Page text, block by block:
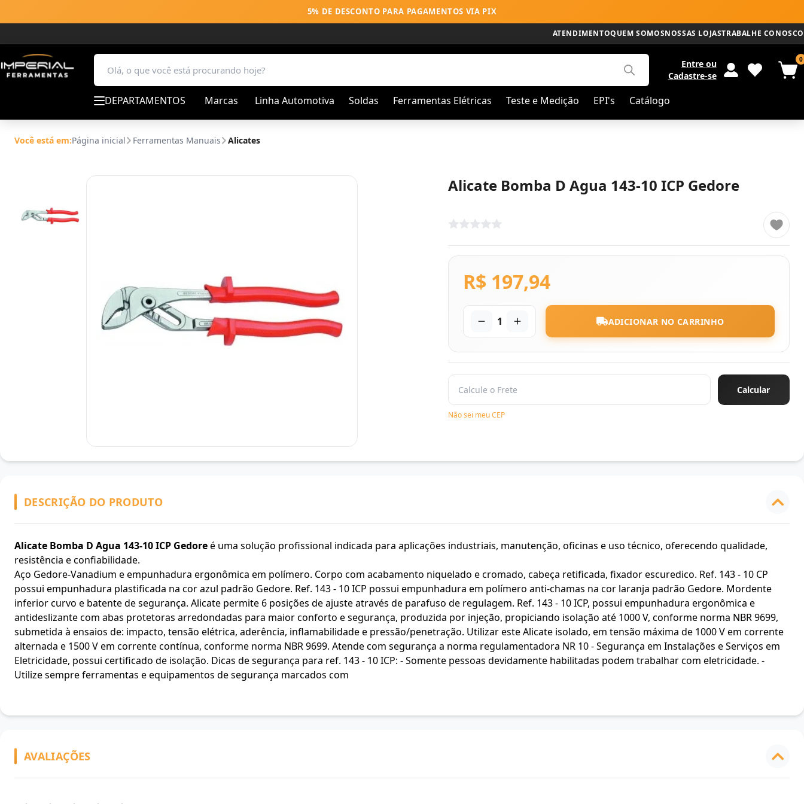
5% DE DESCONTO PARA PAGAMENTOS VIA PIX
ATENDIMENTOQUEM SOMOSNOSSAS LOJASTRABALHE CONOSCO
DEPARTAMENTOS Marcas Linha Automotiva Soldas Ferramentas Elétricas Teste e Medição EPI's Catálogo
Entre ou
Cadastre-se
0
Você está em:Página inicial Ferramentas Manuais Alicates
Alicate Bomba D Agua 143-10 ICP Gedore
R$ 197,94
1 ADICIONAR NO CARRINHO
Não sei meu CEP
DESCRIÇÃO DO PRODUTO
Alicate Bomba D Agua 143-10 ICP Gedoreé uma solução profissional indicada para aplicações industriais, manutenção, oficinas e uso técnico, oferecendo qualidade,
resistência e confiabilidade.
Aço Gedore-Vanadium e empunhadura ergonômica em polímero. Corpo com acabamento niquelado e cromado, cabeça retificada, fixador escuredico. Ref. 143 - 10 CP
possui empunhadura plastificada na cor azul padrão Gedore. Ref. 143 - 10 ICP possui empunhadura em polímero anti-chamas na cor laranja padrão Gedore. Mordente
inferior curvo e batente de segurança. Alicate permite 6 posições de ajuste através de parafuso de regulagem. Ref. 143 - 10 ICP, possui empunhadura ergonômica e
antideslizante com abas protetoras arredondadas para maior conforto e segurança, produzida por injeção, propiciando isolação até 1000 V, conforme norma NBR 9699,
submetida à ensaios de: impacto, tensão elétrica, aderência, inflamabilidade e pressão/penetração. Utilizar este Alicate isolado, em tensão máxima de 1000 V em corrente
alternada e 1500 V em corrente contínua, conforme norma NBR 9699. Atende com segurança a norma regulamentadora NR 10 - Segurança em Instalações e Serviços em
Eletricidade, possui certificado de isolação. Dicas de segurança para ref. 143 - 10 ICP: - Somente pessoas devidamente habilitadas podem trabalhar com eletricidade. -
Utilize sempre ferramentas e equipamentos de segurança marcados com
AVALIAÇÕES